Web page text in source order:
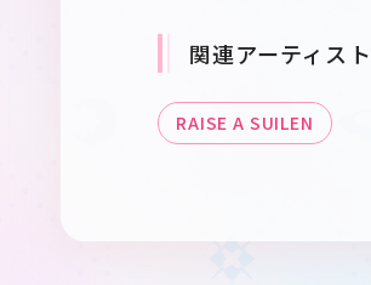
関連アーティスト
RAISE A SUILEN